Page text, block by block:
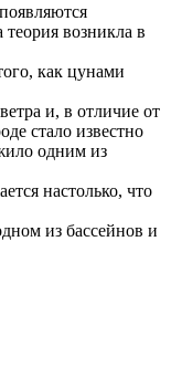
возникла в
как цунами
и, в отличие от
стало известно
одним из
настолько, что
из бассейнов и